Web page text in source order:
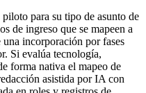
para su tipo de asunto de
de ingreso que se mapeen a
incorporación por fases
Si evalúa tecnología,
forma nativa el mapeo de
asistida por IA con